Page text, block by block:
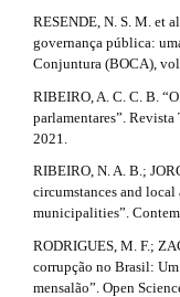
RESENDE, N. S. M. et
governança pública:
Conjuntura (BOCA),
RIBEIRO, A. C. C. B.
parlamentares”.
2021.
RIBEIRO, N. A. B.;
circumstances and
municipalities”.
RODRIGUES, M. F.;
corrupção no Brasil: Um
mensalão”. Open